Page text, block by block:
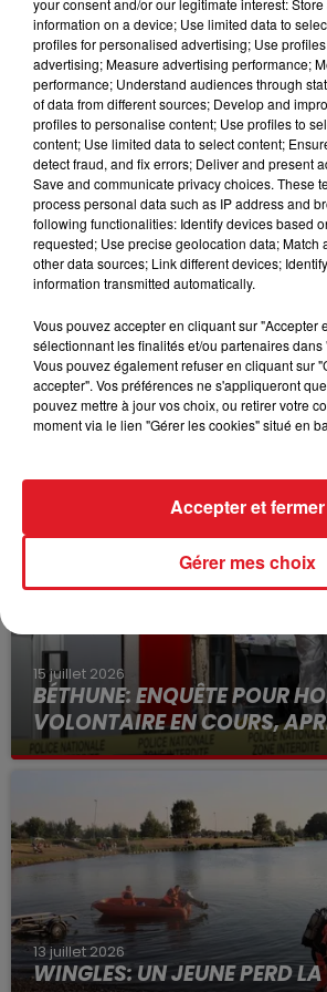
le début de ma carrière mais je
cela est un test et je suis
pionnière pour que toutes les
puissent avoir plus de facilité
venir».
Le monde est menacé par
endurance. Mon intelligence
survivre. Ils ne me briseront jamais.!
A 64 ans, Madonna fascine
importe ses photos et ses
on a hâte de fêter sur scène ses
15 juillet 2026
BÉTHUNE: ENQUÊTE POUR
VOLONTAIRE EN COURS,
Selon les premiers éléments, le
13 juillet 2026
WINGLES: UN JEUNE PERD
your consent and/or our legitimate interest:
information on a device; Use limited data to
profiles for personalised advertising; Use
advertising; Measure advertising performance;
performance; Understand audiences through
of data from different sources; Develop and
profiles to personalise content; Use profiles to
content; Use limited data to select content;
detect fraud, and fix errors; Deliver and present
Save and communicate privacy choices. These
process personal data such as IP address and
following functionalities: Identify devices based
requested; Use precise geolocation data; Match
other data sources; Link different devices;
information transmitted automatically.
Vous pouvez accepter en cliquant sur "Accepter
sélectionnant les finalités et/ou partenaires dans
Vous pouvez également refuser en cliquant sur
accepter". Vos préférences ne s'appliqueront
pouvez mettre à jour vos choix, ou retirer votre
moment via le lien "Gérer les cookies" situé en
Gérer mes choix
Accepter et fermer